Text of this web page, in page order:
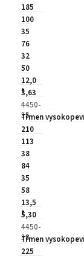
185
100
35
76
32
50
12,0
t
3,63
4450-
35
Třmen
210
113
38
84
35
58
13,5
t
5,30
4450-
38
Třmen
225